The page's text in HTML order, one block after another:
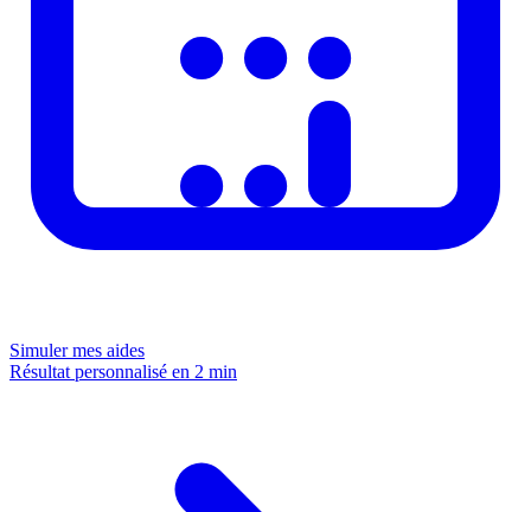
Simuler mes aides
Résultat personnalisé en 2 min